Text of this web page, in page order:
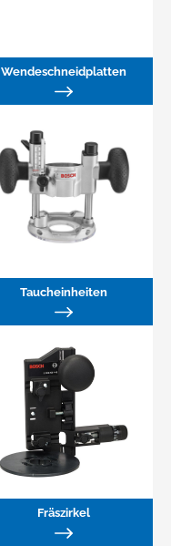
Wendeschneidplatten
Taucheinheiten
Fräszirkel